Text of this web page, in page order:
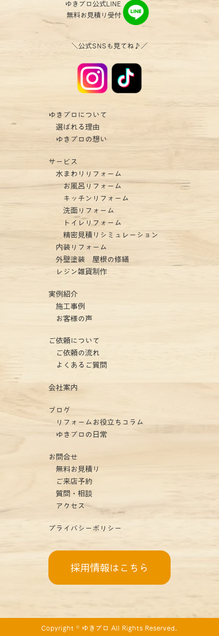
ゆきプロ公式LINE
無料お見積り受付
＼公式SNSも見てね♪／
ゆきプロについて
選ばれる理由
ゆきプロの想い
サービス
水まわりリフォーム
お風呂リフォーム
キッチンリフォーム
洗面リフォーム
トイレリフォーム
精密見積りシミュレーション
内装リフォーム
外壁塗装 屋根の修繕
レジン雑貨制作
実例紹介
施工事例
お客様の声
ご依頼について
ご依頼の流れ
よくあるご質問
会社案内
ブログ
リフォームお役立ちコラム
ゆきプロの日常
お問合せ
無料お見積り
ご来店予約
質問・相談
アクセス
プライバシーポリシー
採用情報はこちら
Copyright © ゆきプロ All Rights Reserved.